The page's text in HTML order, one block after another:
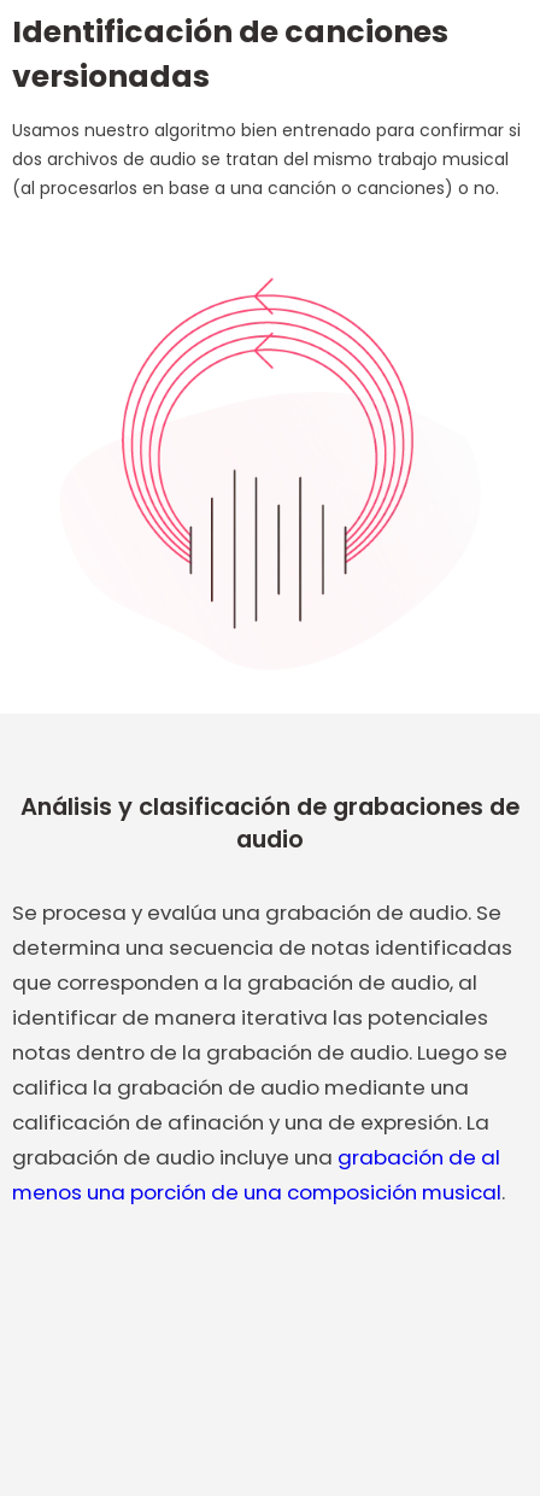
Identificación de canciones
versionadas
Usamos nuestro algoritmo bien entrenado para confirmar si
dos archivos de audio se tratan del mismo trabajo musical
(al procesarlos en base a una canción o canciones) o no.
Análisis y clasificación de grabaciones de
audio
Se procesa y evalúa una grabación de audio. Se
determina una secuencia de notas identificadas
que corresponden a la grabación de audio, al
identificar de manera iterativa las potenciales
notas dentro de la grabación de audio. Luego se
califica la grabación de audio mediante una
calificación de afinación y una de expresión. La
grabación de audio incluye una grabación de al
menos una porción de una composición musical.